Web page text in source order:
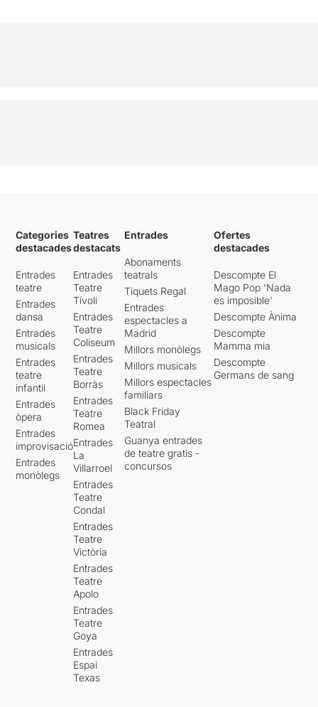
Categories
destacades
Entrades
teatre
Entrades
dansa
Entrades
musicals
Entrades
teatre
infantil
Entrades
òpera
Entrades
improvisació
Entrades
monòlegs
Teatres
destacats
Entrades
Teatre
Tívoli
Entrades
Teatre
Coliseum
Entrades
Teatre
Borràs
Entrades
Teatre
Romea
Entrades
La
Villarroel
Entrades
Teatre
Condal
Entrades
Teatre
Victòria
Entrades
Teatre
Apolo
Entrades
Teatre
Goya
Entrades
Espai
Texas
Entrades
Abonaments
teatrals
Tiquets Regal
Entrades
espectacles a
Madrid
Millors monòlegs
Millors musicals
Millors espectacles
familiars
Black Friday
Teatral
Guanya entrades
de teatre gratis -
concursos
Ofertes
destacades
Descompte El
Mago Pop 'Nada
es imposible'
Descompte Ànima
Descompte
Mamma mia
Descompte
Germans de sang